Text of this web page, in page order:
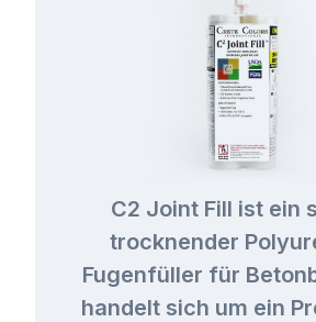
C2 Joint Fill ist ein
trocknender
Fugenfüller für
handelt sich um ein